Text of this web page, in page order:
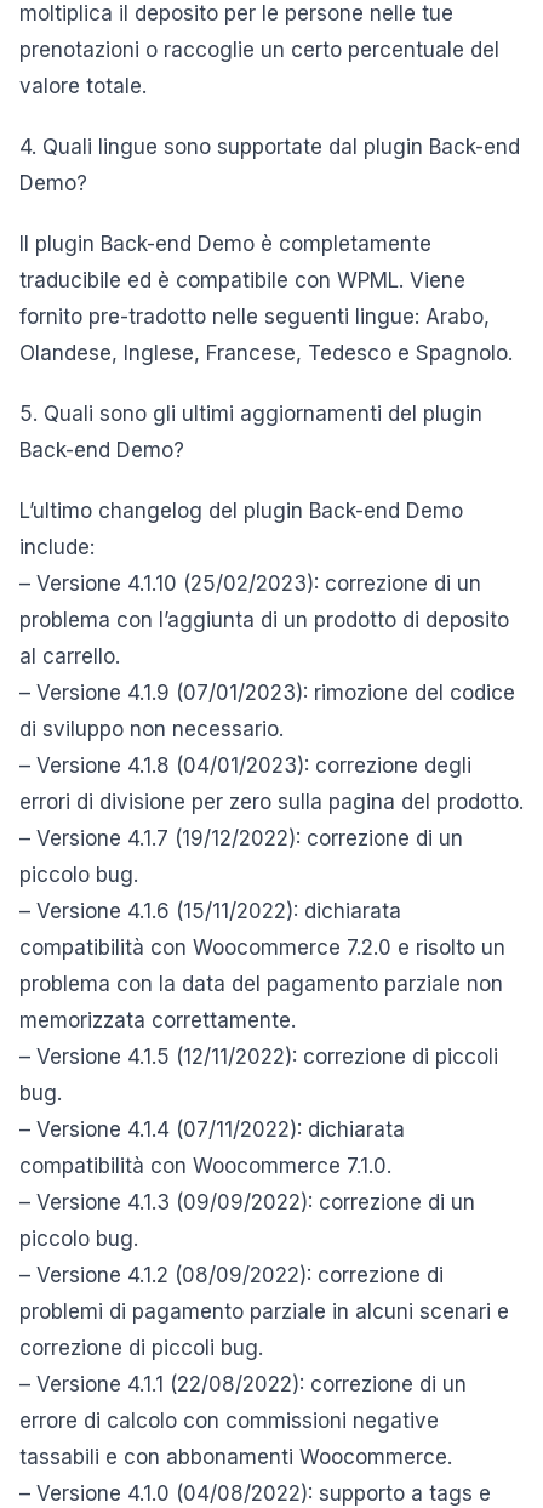
moltiplica il deposito per le persone nelle tue
prenotazioni o raccoglie un certo percentuale del
valore totale.
4. Quali lingue sono supportate dal plugin Back-end
Demo?
Il plugin Back-end Demo è completamente
traducibile ed è compatibile con WPML. Viene
fornito pre-tradotto nelle seguenti lingue: Arabo,
Olandese, Inglese, Francese, Tedesco e Spagnolo.
5. Quali sono gli ultimi aggiornamenti del plugin
Back-end Demo?
L’ultimo changelog del plugin Back-end Demo
include:
– Versione 4.1.10 (25/02/2023): correzione di un
problema con l’aggiunta di un prodotto di deposito
al carrello.
– Versione 4.1.9 (07/01/2023): rimozione del codice
di sviluppo non necessario.
– Versione 4.1.8 (04/01/2023): correzione degli
errori di divisione per zero sulla pagina del prodotto.
– Versione 4.1.7 (19/12/2022): correzione di un
piccolo bug.
– Versione 4.1.6 (15/11/2022): dichiarata
compatibilità con Woocommerce 7.2.0 e risolto un
problema con la data del pagamento parziale non
memorizzata correttamente.
– Versione 4.1.5 (12/11/2022): correzione di piccoli
bug.
– Versione 4.1.4 (07/11/2022): dichiarata
compatibilità con Woocommerce 7.1.0.
– Versione 4.1.3 (09/09/2022): correzione di un
piccolo bug.
– Versione 4.1.2 (08/09/2022): correzione di
problemi di pagamento parziale in alcuni scenari e
correzione di piccoli bug.
– Versione 4.1.1 (22/08/2022): correzione di un
errore di calcolo con commissioni negative
tassabili e con abbonamenti Woocommerce.
– Versione 4.1.0 (04/08/2022): supporto a tags e